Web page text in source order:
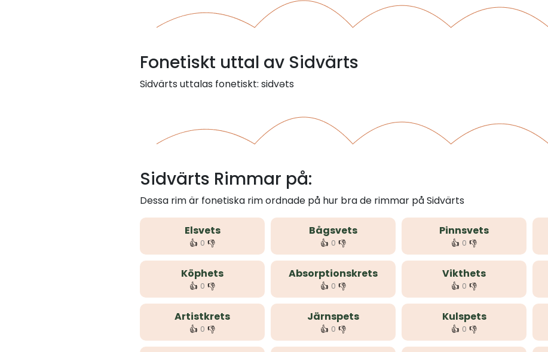
Fonetiskt uttal av Sidvärts
Sidvärts uttalas fonetiskt: sidvəts
Sidvärts Rimmar på:
Dessa rim är fonetiska rim ordnade på hur bra de rimmar på Sidvärts
Elsvets
👍 0 👎
Bågsvets
👍 0 👎
Pinnsvets
👍 0 👎
Köphets
👍 0 👎
Absorptionskrets
👍 0 👎
Vikthets
👍 0 👎
Artistkrets
👍 0 👎
Järnspets
👍 0 👎
Kulspets
👍 0 👎